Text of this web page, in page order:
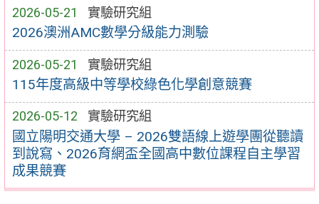
2026-05-21 實驗研究組
2026澳洲AMC數學分級能力測驗
2026-05-21 實驗研究組
115年度高級中等學校綠色化學創意競賽
2026-05-12 實驗研究組
國立陽明交通大學 – 2026雙語線上遊學團從聽讀
到說寫、2026育網盃全國高中數位課程自主學習
成果競賽